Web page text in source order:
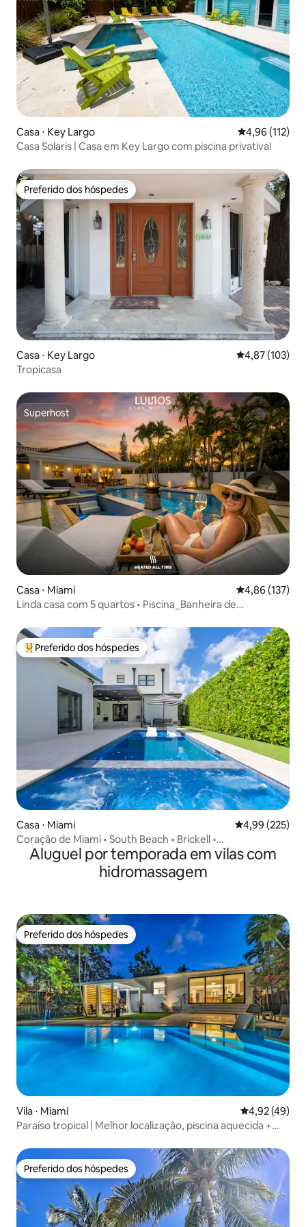
Casa ⋅ Key Largo 4,96 de uma
4,96 (112)
Casa Solaris | Casa em Key Largo com piscina privativa!
Preferido dos hóspedes
Preferido dos hóspedes
Casa ⋅ Key Largo 4,87 de uma
4,87 (103)
Tropicasa
Superhost
Superhost
Casa ⋅ Miami 4,86 de uma
4,86 (137)
Linda casa com 5 quartos • Piscina_Banheira de
Entre os melhores preferidos dos hóspedes
Preferido dos hóspedes
Casa ⋅ Miami 4,99 de uma
4,99 (225)
Coração de Miami • South Beach • Brickell •
Piscina/banheira de hidromassagem
Aluguel por temporada em vilas com
hidromassagem
Preferido dos hóspedes
Preferido dos hóspedes
Vila ⋅ Miami 4,92 de uma
4,92 (49)
Paraíso tropical | Melhor localização, piscina aquecida +
Preferido dos hóspedes
Preferido dos hóspedes